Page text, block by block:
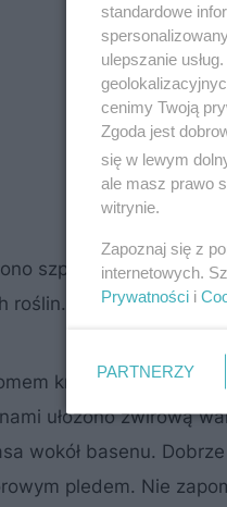
szpaler zżywotnika
roślin.
króluje dobrze
ułożono żwirową
wokół basenu.
pledem. Nie
standardowe
ulepszanie
cenimy Twoją
Zgoda jest
się w lewym
ale masz prawo
witrynie.
Zapoznaj się z
internetowych.
Prywatności i
PARTNERZY